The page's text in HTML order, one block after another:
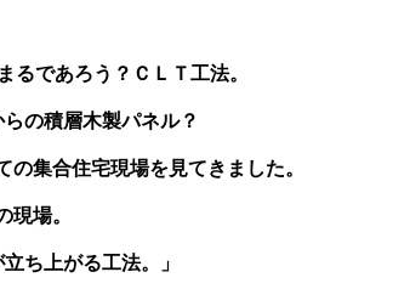
るであろう？ ＣＬＴ工法。
の積層木製パネル？
の集合住宅現場を見てきました。
現場。
ち上がる工法。」